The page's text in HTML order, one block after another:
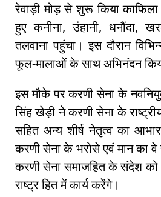
रेवाड़ी मोड़ से शुरू किया
हुए कनीना, उंहानी, धनौंदा,
तलवाना पहुंचा। इस दौरान
फूल-मालाओं के साथ अभिनंदन
इस मौके पर करणी सेना के
सिंह खेड़ी ने करणी सेना के
सहित अन्य शीर्ष नेतृत्व का
करणी सेना के भरोसे एवं मान का
करणी सेना समाजहित के संदेश
राष्ट्र हित में कार्य करेंगे।